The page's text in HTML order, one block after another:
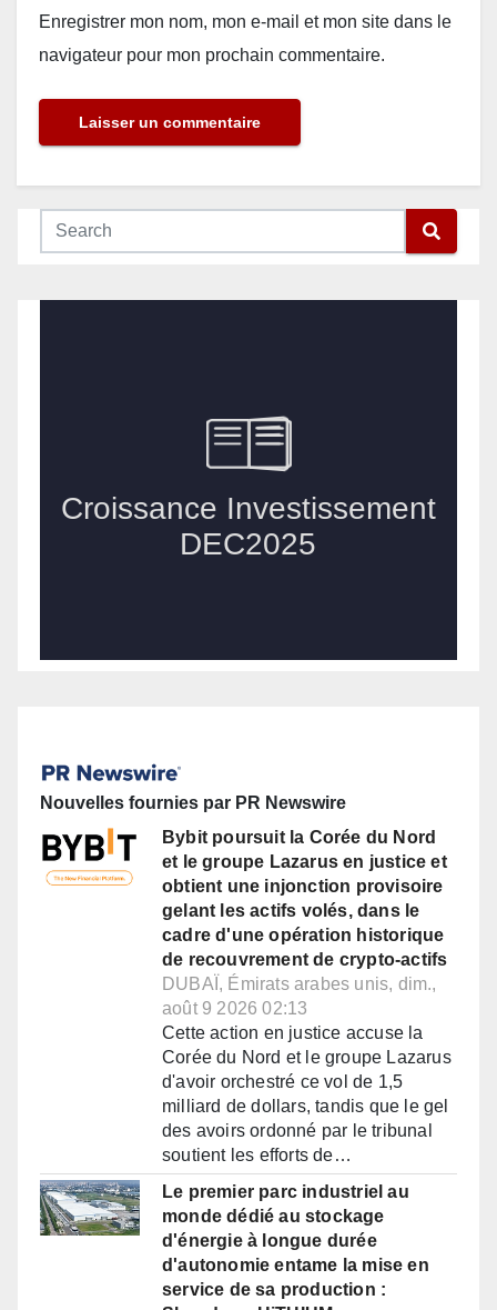
Enregistrer mon nom, mon e-mail et mon site dans le
navigateur pour mon prochain commentaire.
Nouvelles fournies par PR Newswire
Bybit poursuit la Corée du Nord
et le groupe Lazarus en justice et
obtient une injonction provisoire
gelant les actifs volés, dans le
cadre d'une opération historique
de recouvrement de crypto-actifs
DUBAÏ, Émirats arabes unis, dim.,
août 9 2026 02:13
Cette action en justice accuse la
Corée du Nord et le groupe Lazarus
d'avoir orchestré ce vol de 1,5
milliard de dollars, tandis que le gel
des avoirs ordonné par le tribunal
soutient les efforts de…
Le premier parc industriel au
monde dédié au stockage
d'énergie à longue durée
d'autonomie entame la mise en
service de sa production :